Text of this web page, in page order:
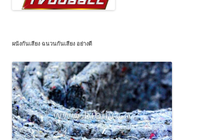
ผนังกันเสียง ฉนวนกันเสียง อย่างดี